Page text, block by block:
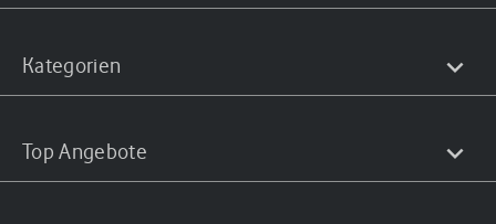
Kategorien
Top Angebote